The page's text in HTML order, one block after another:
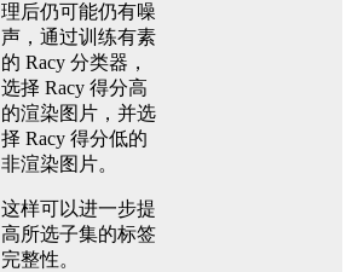
理后仍可能仍有噪
声，通过训练有素
的 Racy 分类器，
选择 Racy 得分高
的渲染图片，并选
择 Racy 得分低的
非渲染图片。
这样可以进一步提
高所选子集的标签
完整性。